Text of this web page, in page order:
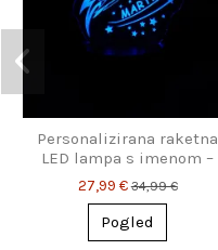
Personalizirana raketna
LED lampa s imenom –
noćna svjetiljka za
klince & male sanjare
27,99 €34,99 €
Pogled